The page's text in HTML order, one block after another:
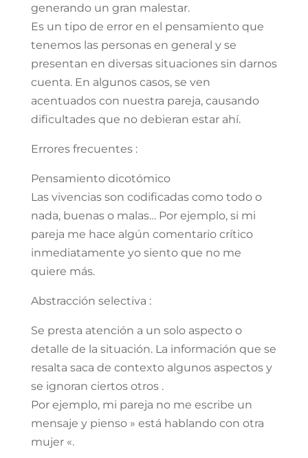
generando un gran malestar.
Es un tipo de error en el pensamiento que
tenemos las personas en general y se
presentan en diversas situaciones sin darnos
cuenta. En algunos casos, se ven
acentuados con nuestra pareja, causando
dificultades que no debieran estar ahí.
Errores frecuentes :
Pensamiento dicotómico
Las vivencias son codificadas como todo o
nada, buenas o malas… Por ejemplo, si mi
pareja me hace algún comentario crítico
inmediatamente yo siento que no me
quiere más.
Abstracción selectiva :
Se presta atención a un solo aspecto o
detalle de la situación. La información que se
resalta saca de contexto algunos aspectos y
se ignoran ciertos otros .
Por ejemplo, mi pareja no me escribe un
mensaje y pienso » está hablando con otra
mujer «.